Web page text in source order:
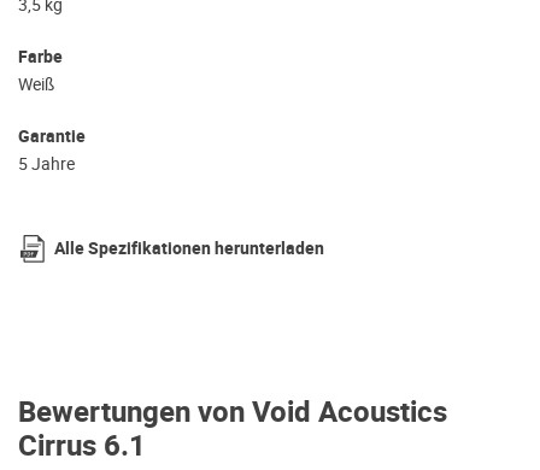
3,5 kg
Farbe
Weiß
Garantie
5 Jahre
Alle Spezifikationen herunterladen
Bewertungen von Void Acoustics
Cirrus 6.1